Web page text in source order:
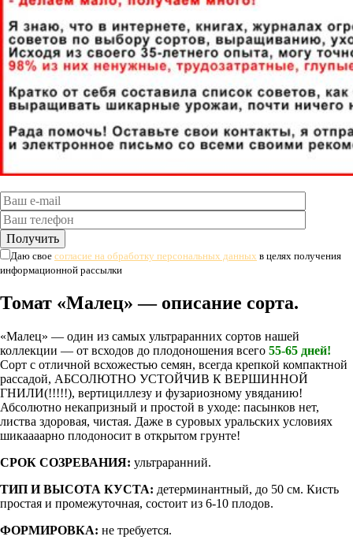
Даю свое согласие на обработку персональных данных в целях получения
информационной рассылки
Томат «Малец» — описание сорта.
«Малец» — один из самых ультраранних сортов нашей
коллекции — от всходов до плодоношения всего 55-65 дней!
Сорт с отличной всхожестью семян, всегда крепкой компактной
рассадой, АБСОЛЮТНО УСТОЙЧИВ К ВЕРШИННОЙ
ГНИЛИ(!!!!!), вертициллезу и фузариозному увяданию!
Абсолютно некапризный и простой в уходе: пасынков нет,
листва здоровая, чистая. Даже в суровых уральских условиях
шикаааарно плодоносит в открытом грунте!
СРОК СОЗРЕВАНИЯ: ультраранний.
ТИП И ВЫСОТА КУСТА: детерминантный, до 50 см. Кисть
простая и промежуточная, состоит из 6-10 плодов.
ФОРМИРОВКА: не требуется.